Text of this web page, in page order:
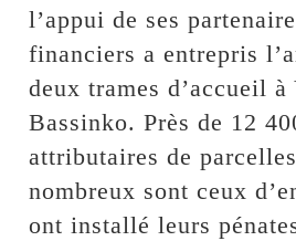
l’appui de ses
financiers a entrepris
deux trames d’accueil à
Bassinko. Près de 12
attributaires de
nombreux sont ceux
ont installé leurs